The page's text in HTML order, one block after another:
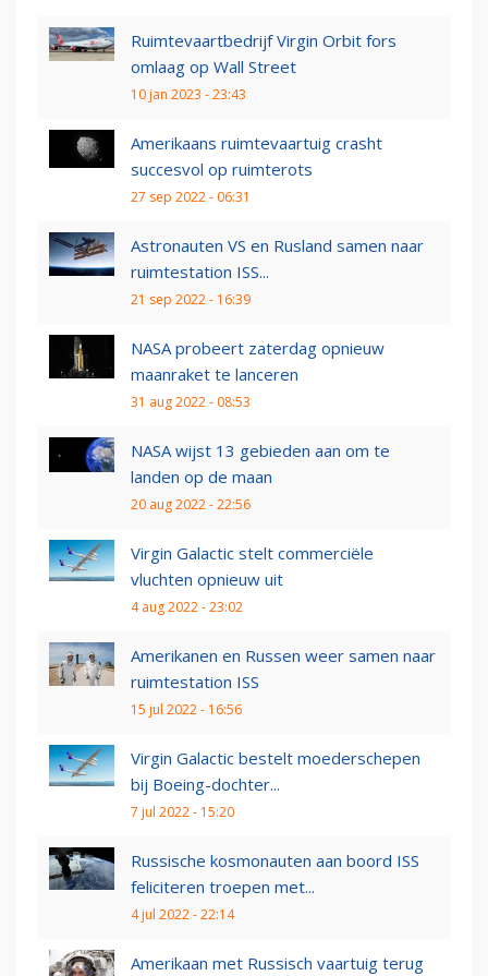
Ruimtevaartbedrijf Virgin Orbit fors
omlaag op Wall Street
10 jan 2023 - 23:43
Amerikaans ruimtevaartuig crasht
succesvol op ruimterots
27 sep 2022 - 06:31
Astronauten VS en Rusland samen naar
ruimtestation ISS...
21 sep 2022 - 16:39
NASA probeert zaterdag opnieuw
maanraket te lanceren
31 aug 2022 - 08:53
NASA wijst 13 gebieden aan om te
landen op de maan
20 aug 2022 - 22:56
Virgin Galactic stelt commerciële
vluchten opnieuw uit
4 aug 2022 - 23:02
Amerikanen en Russen weer samen naar
ruimtestation ISS
15 jul 2022 - 16:56
Virgin Galactic bestelt moederschepen
bij Boeing-dochter...
7 jul 2022 - 15:20
Russische kosmonauten aan boord ISS
feliciteren troepen met...
4 jul 2022 - 22:14
Amerikaan met Russisch vaartuig terug